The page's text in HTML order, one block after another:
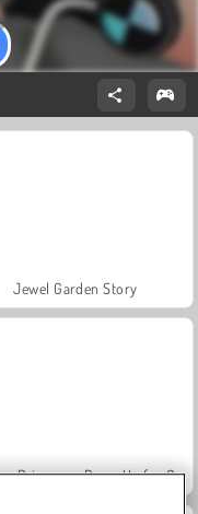
Jewel Garden Story
Fashion Princess - Dress Up for Girls